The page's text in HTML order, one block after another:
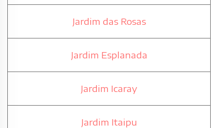
Jardim das Rosas
Jardim Esplanada
Jardim Icaray
Jardim Itaipu